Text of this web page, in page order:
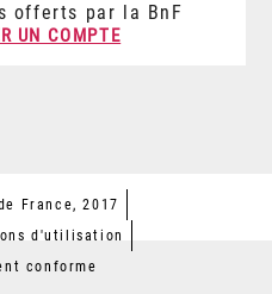
offerts par la BnF
UN COMPTE
France, 2017
d'utilisation
conforme